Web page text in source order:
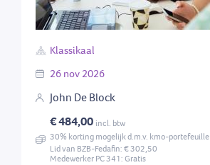
Klassikaal
26 nov 2026
John De Block
€ 484,00 incl. btw
30% korting mogelijk d.m.v. kmo-portefeuille
Lid van BZB-Fedafin: € 302,50
Medewerker PC 341: Gratis